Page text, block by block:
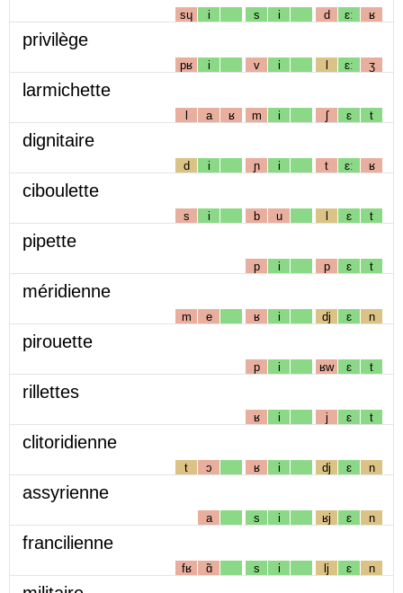
sɥ i s i d ɛː ʁ
privilège
pʁ i v i l ɛː ʒ
larmichette
l a ʁ m i ʃ ɛ t
dignitaire
d i ɲ i t ɛː ʁ
ciboulette
s i b u l ɛ t
pipette
p i p ɛ t
méridienne
m e ʁ i dj ɛ n
pirouette
p i ʁw ɛ t
rillettes
ʁ i j ɛ t
clitoridienne
t ɔ ʁ i dj ɛ n
assyrienne
a s i ʁj ɛ n
francilienne
fʁ ɑ̃ s i lj ɛ n